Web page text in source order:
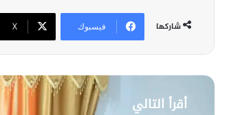
شاركها فيسبوك ‫X
أقرأ التالي